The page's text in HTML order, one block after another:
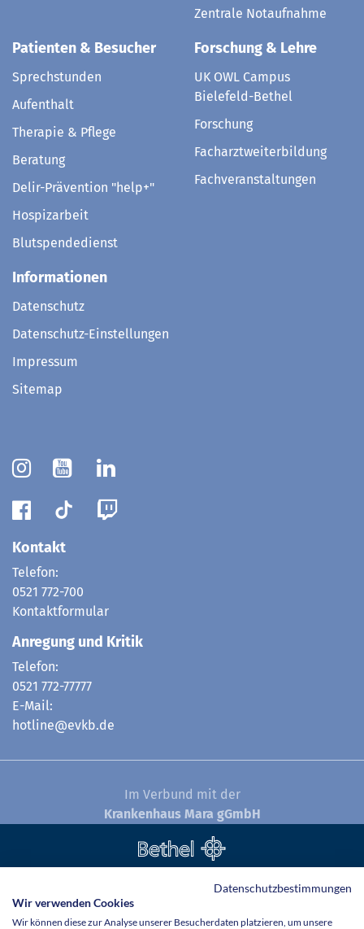
Zentrale Notaufnahme
Patienten & Besucher
Sprechstunden
Aufenthalt
Therapie & Pflege
Beratung
Delir-Prävention "help+"
Hospizarbeit
Blutspendedienst
Forschung & Lehre
UK OWL Campus
Bielefeld-Bethel
Forschung
Facharztweiterbildung
Fachveranstaltungen
Informationen
Datenschutz
Datenschutz-Einstellungen
Impressum
Sitemap
Kontakt
Telefon:
0521 772-700
Kontaktformular
Anregung und Kritik
Telefon:
0521 772-77777
E-Mail:
hotline@evkb.de
Im Verbund mit der
Krankenhaus Mara gGmbH
Datenschutzbestimmungen
Wir verwenden Cookies
Wir können diese zur Analyse unserer Besucherdaten platzieren, um unsere